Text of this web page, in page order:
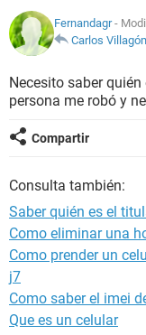
Fernandagr-
Carlos
Necesito saber
persona me robó y
Compartir
Consulta también:
Saber quién es el
Como eliminar una
Como prender un
j7
Como saber el imei
Que es un celular